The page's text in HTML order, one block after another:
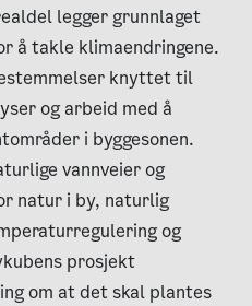
legger grunnlaget
å takle klimaendringene.
knyttet til
og arbeid med å
i byggesonen.
vannveier og
natur i by, naturlig
og
prosjekt
om at det skal plantes